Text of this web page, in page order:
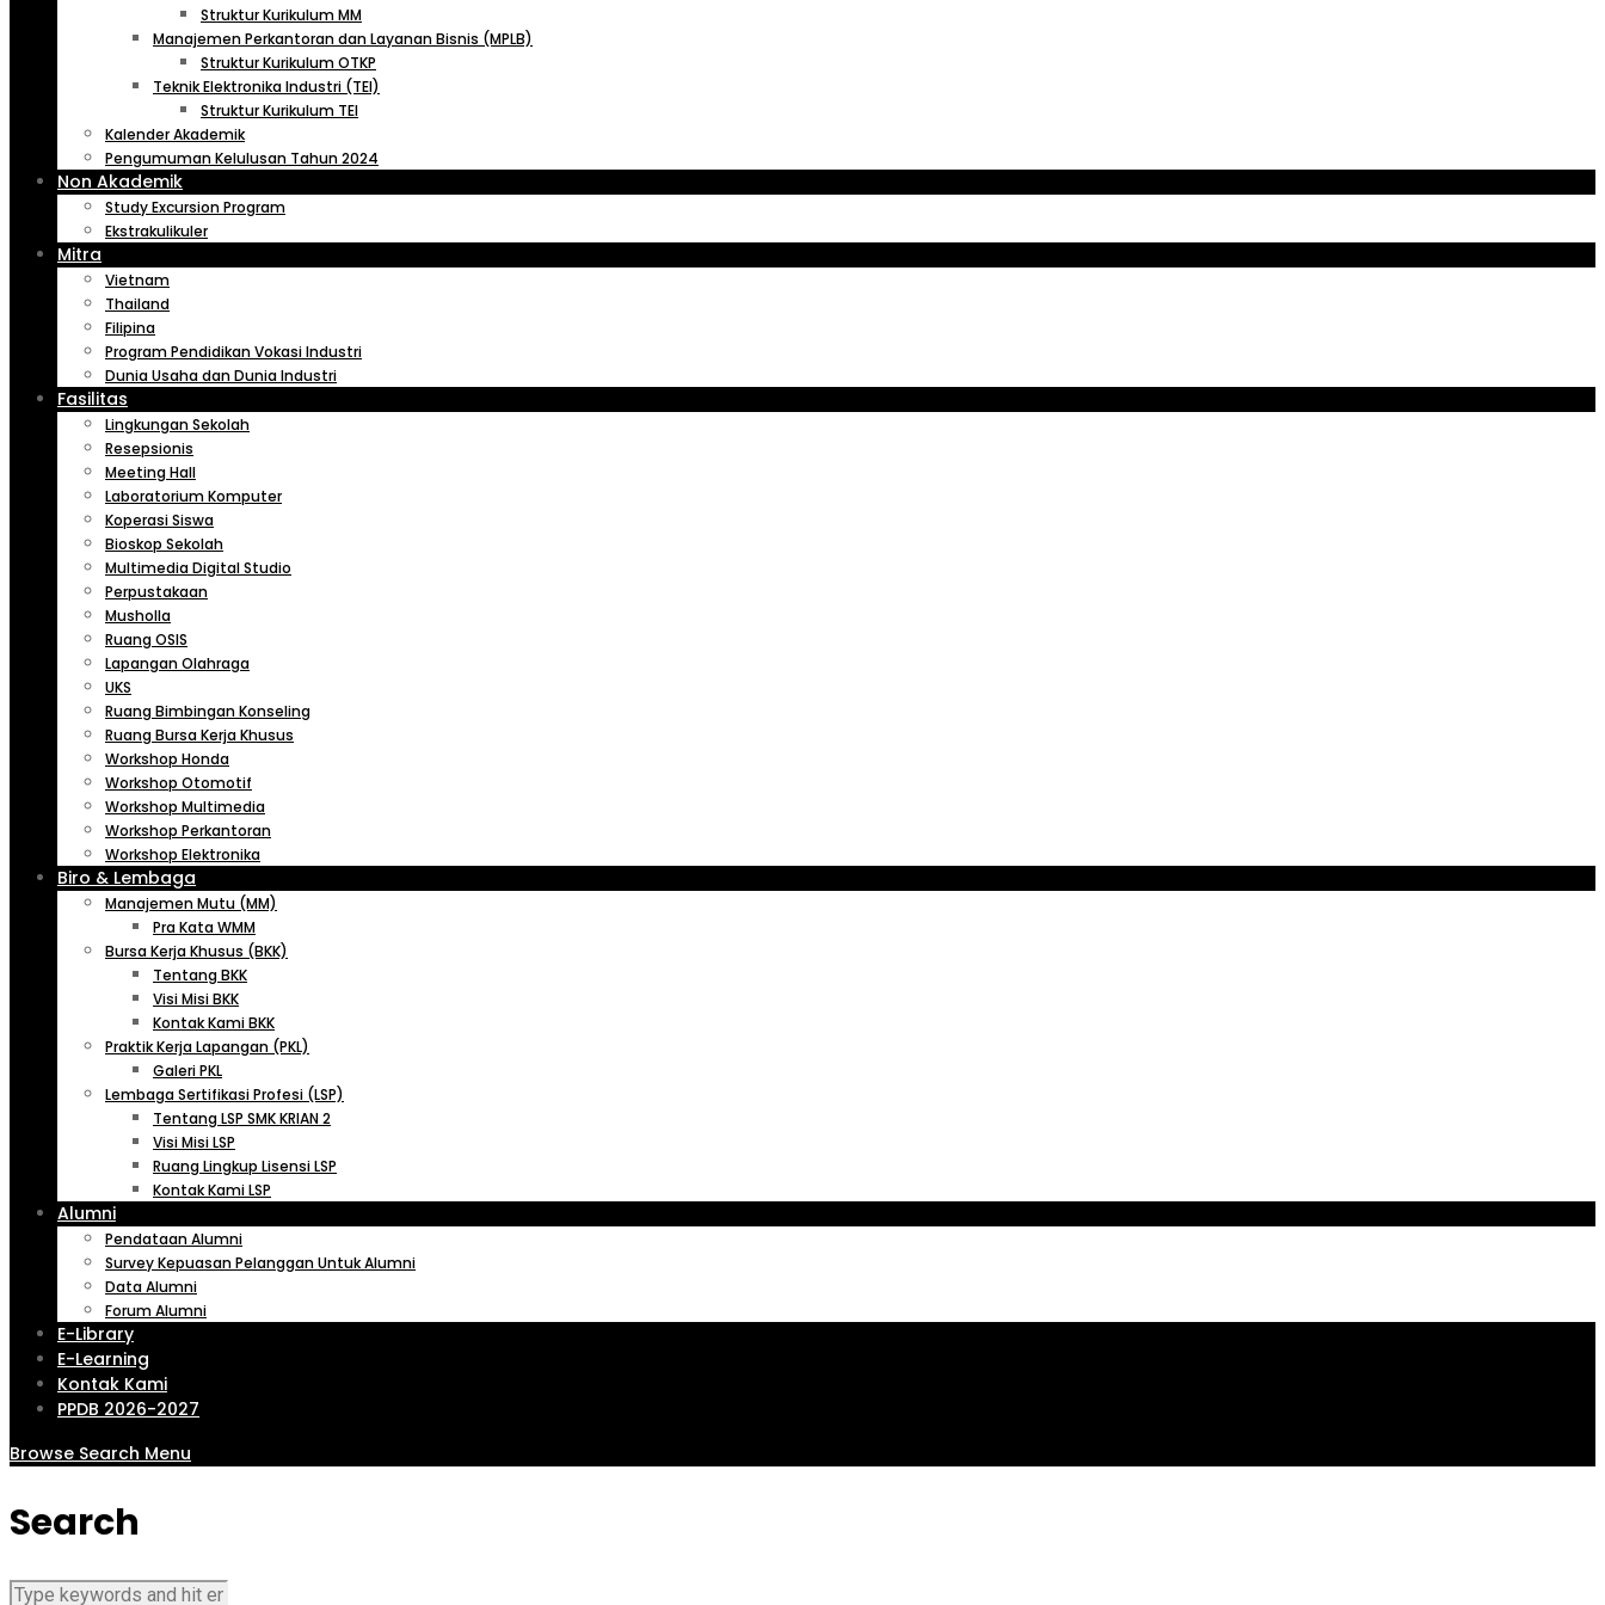
Struktur Kurikulum MM
Manajemen Perkantoran dan Layanan Bisnis (MPLB)
Struktur Kurikulum OTKP
Teknik Elektronika Industri (TEI)
Struktur Kurikulum TEI
Kalender Akademik
Pengumuman Kelulusan Tahun 2024
Non Akademik
Study Excursion Program
Ekstrakulikuler
Mitra
Vietnam
Thailand
Filipina
Program Pendidikan Vokasi Industri
Dunia Usaha dan Dunia Industri
Fasilitas
Lingkungan Sekolah
Resepsionis
Meeting Hall
Laboratorium Komputer
Koperasi Siswa
Bioskop Sekolah
Multimedia Digital Studio
Perpustakaan
Musholla
Ruang OSIS
Lapangan Olahraga
UKS
Ruang Bimbingan Konseling
Ruang Bursa Kerja Khusus
Workshop Honda
Workshop Otomotif
Workshop Multimedia
Workshop Perkantoran
Workshop Elektronika
Biro & Lembaga
Manajemen Mutu (MM)
Pra Kata WMM
Bursa Kerja Khusus (BKK)
Tentang BKK
Visi Misi BKK
Kontak Kami BKK
Praktik Kerja Lapangan (PKL)
Galeri PKL
Lembaga Sertifikasi Profesi (LSP)
Tentang LSP SMK KRIAN 2
Visi Misi LSP
Ruang Lingkup Lisensi LSP
Kontak Kami LSP
Alumni
Pendataan Alumni
Survey Kepuasan Pelanggan Untuk Alumni
Data Alumni
Forum Alumni
E-Library
E-Learning
Kontak Kami
PPDB 2026-2027
Browse Search Menu
Search